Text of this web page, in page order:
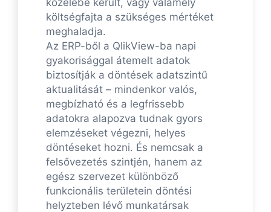
költségfajta a szükséges mértéket
meghaladja.
Az ERP-ből a QlikView-ba napi
gyakorisággal átemelt adatok
biztosítják a döntések adatszintű
aktualitását – mindenkor valós,
megbízható és a legfrissebb
adatokra alapozva tudnak gyors
elemzéseket végezni, helyes
döntéseket hozni. És nemcsak a
felsővezetés szintjén, hanem az
egész szervezet különböző
funkcionális területein döntési
helyzteben lévő munkatársak